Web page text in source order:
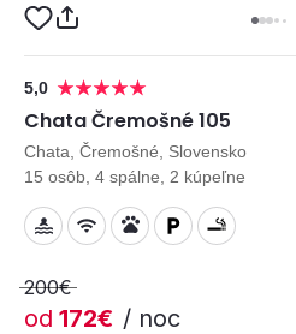
5,0
Chata Čremošné 105
Chata, Čremošné, Slovensko
15 osôb, 4 spálne, 2 kúpeľne
200€
od 172€ / noc